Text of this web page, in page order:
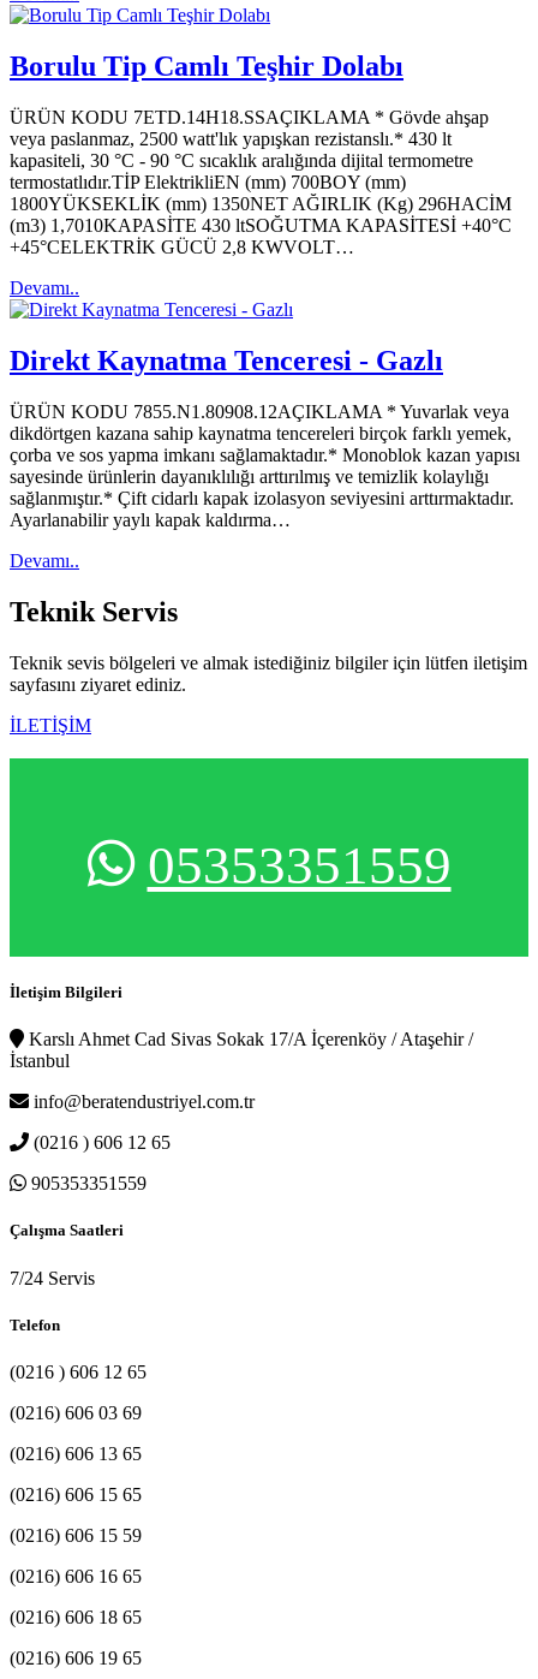
Borulu Tip Camlı Teşhir Dolabı
ÜRÜN KODU 7ETD.14H18.SSAÇIKLAMA * Gövde ahşap
veya paslanmaz, 2500 watt'lık yapışkan rezistanslı.* 430 lt
kapasiteli, 30 °C - 90 °C sıcaklık aralığında dijital termometre
termostatlıdır.TİP ElektrikliEN (mm) 700BOY (mm)
1800YÜKSEKLİK (mm) 1350NET AĞIRLIK (Kg) 296HACİM
(m3) 1,7010KAPASİTE 430 ltSOĞUTMA KAPASİTESİ +40°C
+45°CELEKTRİK GÜCÜ 2,8 KWVOLT…
Devamı..
Direkt Kaynatma Tenceresi - Gazlı
ÜRÜN KODU 7855.N1.80908.12AÇIKLAMA * Yuvarlak veya
dikdörtgen kazana sahip kaynatma tencereleri birçok farklı yemek,
çorba ve sos yapma imkanı sağlamaktadır.* Monoblok kazan yapısı
sayesinde ürünlerin dayanıklılığı arttırılmış ve temizlik kolaylığı
sağlanmıştır.* Çift cidarlı kapak izolasyon seviyesini arttırmaktadır.
Ayarlanabilir yaylı kapak kaldırma…
Devamı..
Teknik Servis
Teknik sevis bölgeleri ve almak istediğiniz bilgiler için lütfen iletişim
sayfasını ziyaret ediniz.
İLETİŞİM
05353351559
İletişim Bilgileri
Karslı Ahmet Cad Sivas Sokak 17/A İçerenköy / Ataşehir /
İstanbul
info@beratendustriyel.com.tr
(0216 ) 606 12 65
905353351559
Çalışma Saatleri
7/24 Servis
Telefon
(0216 ) 606 12 65
(0216) 606 03 69
(0216) 606 13 65
(0216) 606 15 65
(0216) 606 15 59
(0216) 606 16 65
(0216) 606 18 65
(0216) 606 19 65